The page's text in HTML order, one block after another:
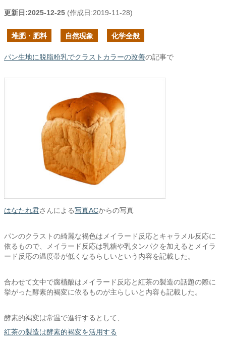
更新日:2025-12-25 (作成日:2019-11-28)
堆肥・肥料 自然現象 化学全般
パン生地に脱脂粉乳でクラストカラーの改善の記事で
はなたれ君さんによる写真ACからの写真
パンのクラストの綺麗な褐色はメイラード反応とキャラメル反応に
依るもので、メイラード反応は乳糖や乳タンパクを加えるとメイラ
ード反応の温度帯が低くなるらしいという内容を記載した。
合わせて文中で腐植酸はメイラード反応と紅茶の製造の話題の際に
挙がった酵素的褐変に依るものが主らしいと内容も記載した。
酵素的褐変は常温で進行するとして、
紅茶の製造は酵素的褐変を活用する